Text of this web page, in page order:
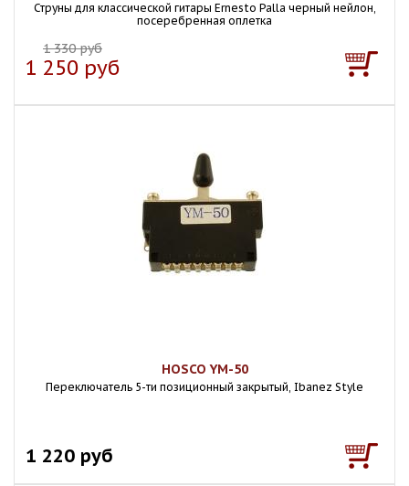
Струны для классической гитары Ernesto Palla черный нейлон,
посеребренная оплетка
1 330 руб
1 250 руб
HOSCO YM-50
Переключатель 5-ти позиционный закрытый, Ibanez Style
1 220 руб